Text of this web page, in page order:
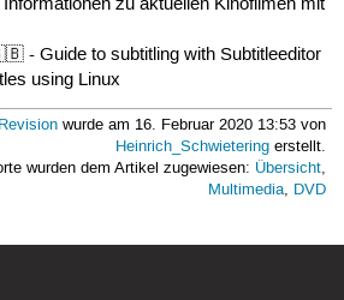
- Guide to subtitling with Subtitleeditor
using Linux
wurde am 16. Februar 2020 13:53 von
Heinrich_Schwietering erstellt.
wurden dem Artikel zugewiesen: Übersicht,
Multimedia, DVD